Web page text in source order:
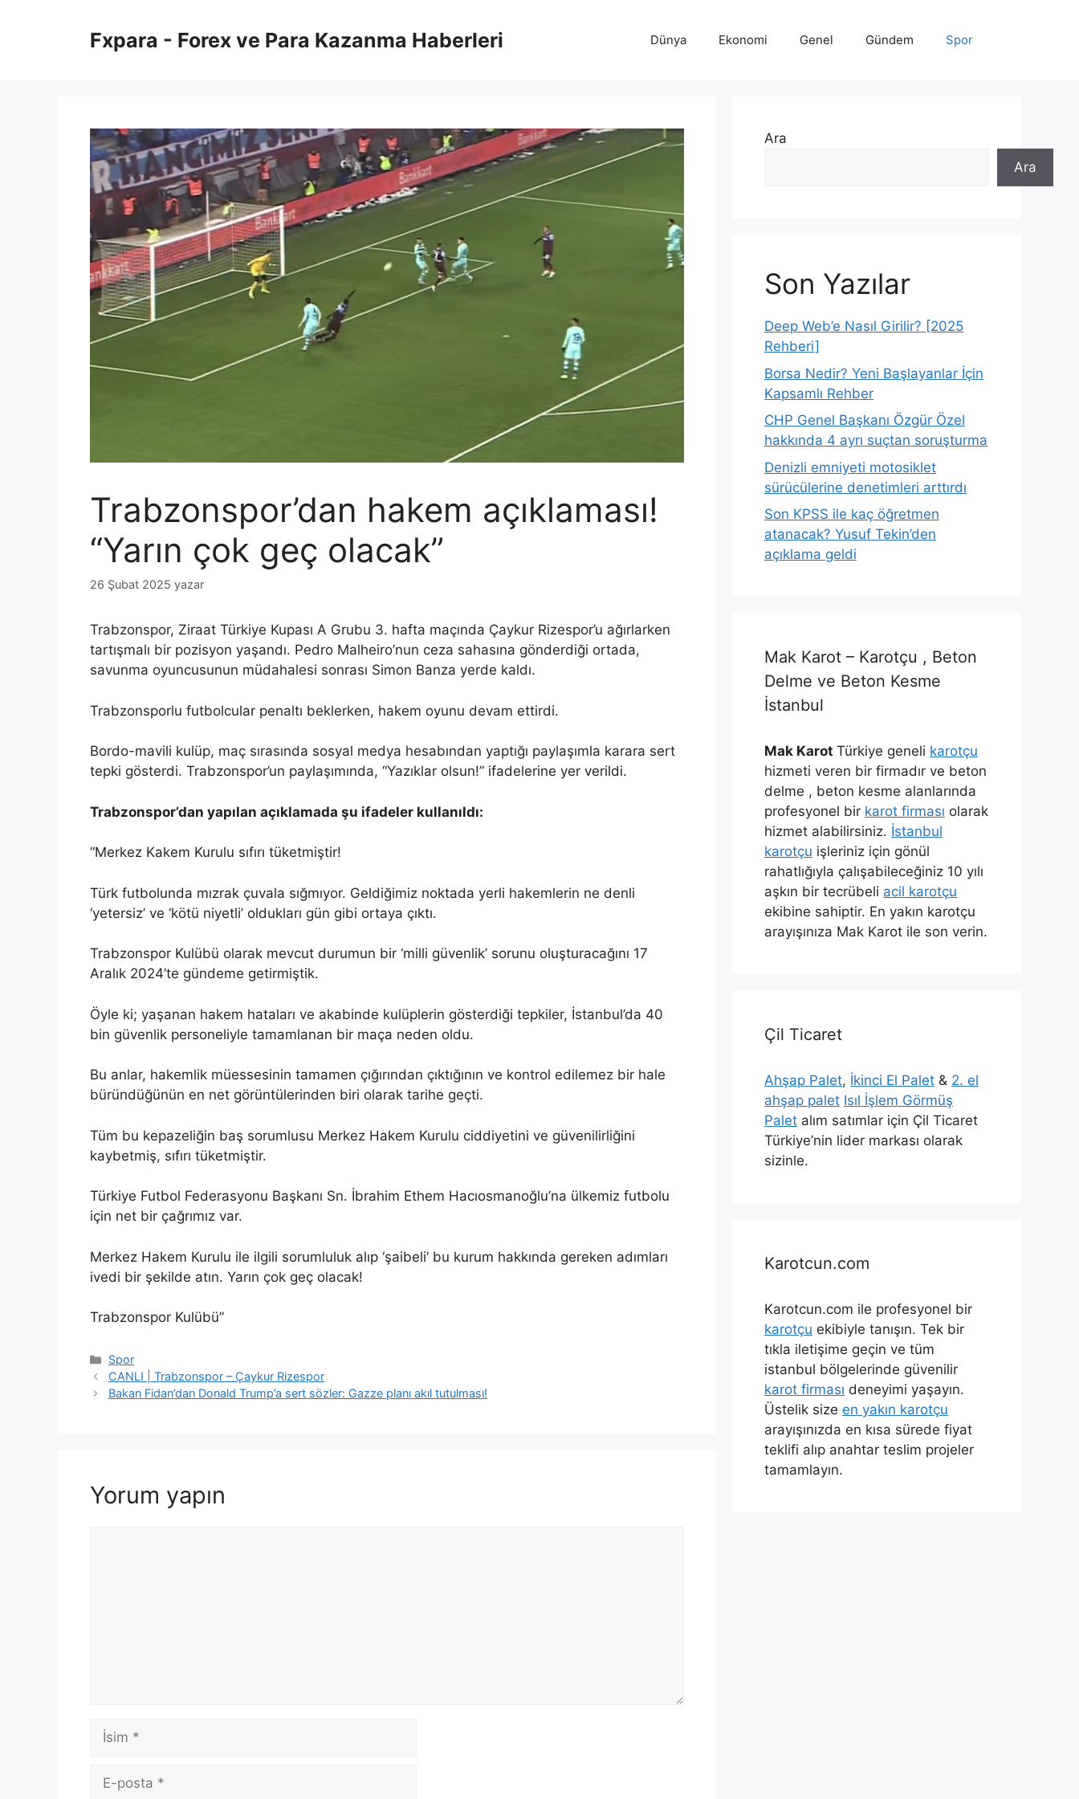
Fxpara - Forex ve Para Kazanma Haberleri Dünya Ekonomi Genel Gündem Spor
Trabzonspor’dan hakem açıklaması!
“Yarın çok geç olacak”
26 Şubat 2025 yazar
Trabzonspor, Ziraat Türkiye Kupası A Grubu 3. hafta maçında Çaykur Rizespor’u ağırlarken
tartışmalı bir pozisyon yaşandı. Pedro Malheiro’nun ceza sahasına gönderdiği ortada,
savunma oyuncusunun müdahalesi sonrası Simon Banza yerde kaldı.
Trabzonsporlu futbolcular penaltı beklerken, hakem oyunu devam ettirdi.
Bordo-mavili kulüp, maç sırasında sosyal medya hesabından yaptığı paylaşımla karara sert
tepki gösterdi. Trabzonspor’un paylaşımında, “Yazıklar olsun!” ifadelerine yer verildi.
Trabzonspor’dan yapılan açıklamada şu ifadeler kullanıldı:
“Merkez Kakem Kurulu sıfırı tüketmiştir!
Türk futbolunda mızrak çuvala sığmıyor. Geldiğimiz noktada yerli hakemlerin ne denli
‘yetersiz’ ve ‘kötü niyetli’ oldukları gün gibi ortaya çıktı.
Trabzonspor Kulübü olarak mevcut durumun bir ‘milli güvenlik’ sorunu oluşturacağını 17
Aralık 2024’te gündeme getirmiştik.
Öyle ki; yaşanan hakem hataları ve akabinde kulüplerin gösterdiği tepkiler, İstanbul’da 40
bin güvenlik personeliyle tamamlanan bir maça neden oldu.
Bu anlar, hakemlik müessesinin tamamen çığırından çıktığının ve kontrol edilemez bir hale
büründüğünün en net görüntülerinden biri olarak tarihe geçti.
Tüm bu kepazeliğin baş sorumlusu Merkez Hakem Kurulu ciddiyetini ve güvenilirliğini
kaybetmiş, sıfırı tüketmiştir.
Türkiye Futbol Federasyonu Başkanı Sn. İbrahim Ethem Hacıosmanoğlu’na ülkemiz futbolu
için net bir çağrımız var.
Merkez Hakem Kurulu ile ilgili sorumluluk alıp ‘şaibeli’ bu kurum hakkında gereken adımları
ivedi bir şekilde atın. Yarın çok geç olacak!
Trabzonspor Kulübü”
Kategoriler
Spor
CANLI | Trabzonspor – Çaykur Rizespor
Bakan Fidan’dan Donald Trump’a sert sözler: Gazze planı akıl tutulması!
Yorum yapın
İsim
posta
Ara
Ara
Son Yazılar
Deep Web’e Nasıl Girilir? [2025
Rehberi]
Borsa Nedir? Yeni Başlayanlar İçin
Kapsamlı Rehber
CHP Genel Başkanı Özgür Özel
hakkında 4 ayrı suçtan soruşturma
Denizli emniyeti motosiklet
sürücülerine denetimleri arttırdı
Son KPSS ile kaç öğretmen
atanacak? Yusuf Tekin’den
açıklama geldi
Mak Karot – Karotçu , Beton
Delme ve Beton Kesme
İstanbul
Mak Karot Türkiye geneli karotçu
hizmeti veren bir firmadır ve beton
delme , beton kesme alanlarında
profesyonel bir karot firması olarak
hizmet alabilirsiniz. İstanbul
karotçu işleriniz için gönül
rahatlığıyla çalışabileceğiniz 10 yılı
aşkın bir tecrübeli acil karotçu
ekibine sahiptir. En yakın karotçu
arayışınıza Mak Karot ile son verin.
Çil Ticaret
Ahşap Palet, İkinci El Palet & 2. el
ahşap palet Isıl İşlem Görmüş
Palet alım satımlar için Çil Ticaret
Türkiye’nin lider markası olarak
sizinle.
Karotcun.com
Karotcun.com ile profesyonel bir
karotçu ekibiyle tanışın. Tek bir
tıkla iletişime geçin ve tüm
istanbul bölgelerinde güvenilir
karot firması deneyimi yaşayın.
Üstelik size en yakın karotçu
arayışınızda en kısa sürede fiyat
teklifi alıp anahtar teslim projeler
tamamlayın.